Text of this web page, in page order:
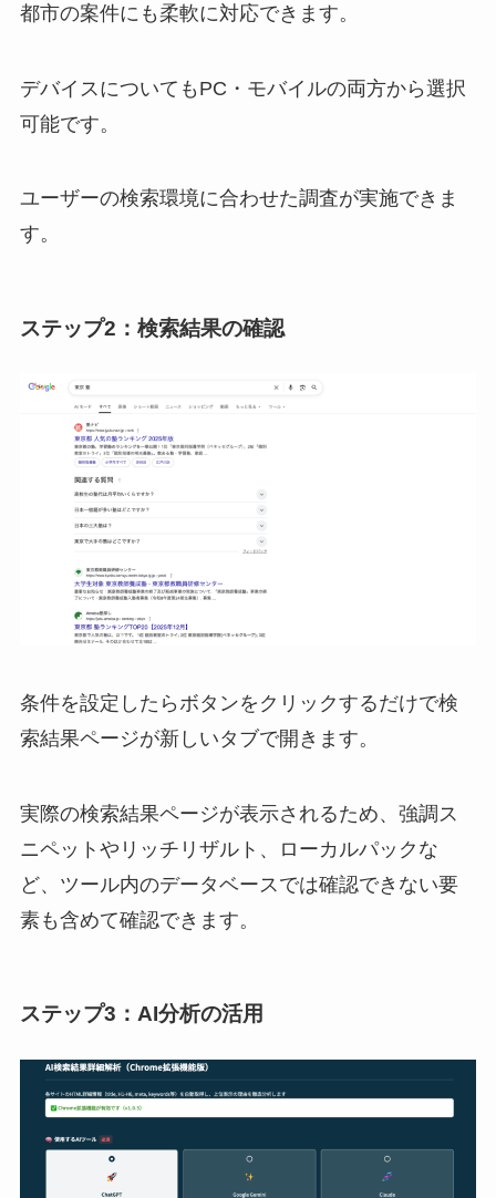
都市の案件にも柔軟に対応できます。
デバイスについてもPC・モバイルの両方から選択
可能です。
ユーザーの検索環境に合わせた調査が実施できま
す。
ステップ2：検索結果の確認
条件を設定したらボタンをクリックするだけで検
索結果ページが新しいタブで開きます。
実際の検索結果ページが表示されるため、強調ス
ニペットやリッチリザルト、ローカルパックな
ど、ツール内のデータベースでは確認できない要
素も含めて確認できます。
ステップ3：AI分析の活用